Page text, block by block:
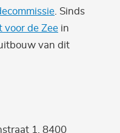
. Sinds
voor de Zee in
van dit
1, 8400